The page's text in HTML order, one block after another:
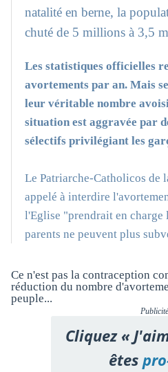
natalité en berne, la
chuté de 5 millions à 3,5
Les statistiques officielles
avortements par an. Mais
leur véritable nombre
situation est aggravée par
sélectifs privilégiant les
Le Patriarche-Catholicos de
appelé à interdire
l'Eglise "prendrait en charge
parents ne peuvent plus
Ce n'est pas la contraception
réduction du nombre
peuple...
Publicité
Cliquez «
êtes